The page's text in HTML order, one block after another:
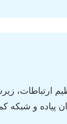
پیاده و